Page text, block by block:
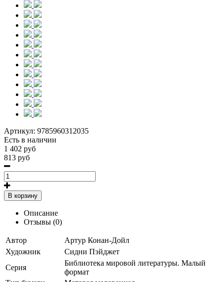
Артикул: 9785960312035
Есть в наличии
1 402 руб
813 руб
В корзину
Описание
Отзывы (0)
Автор
Артур Конан-Дойл
Художник
Сидни Пэйджет
Серия
Библиотека мировой литературы. Малый
формат